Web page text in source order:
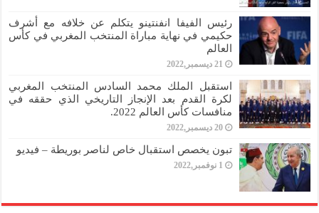
رئيس الفيفا انفنتينو يتكلم عن خلافه مع أشرف
حكيمي في نهاية مباراة المنتخب المغربي في كأس
العالم
21 ديسمبر,2022
استقبل الملك محمد السادس المنتخب المغربي
لكرة القدم بعد الإنجاز التاريخي الذي حققه في
منافسات كأس العالم 2022.
20 ديسمبر,2022
تبون يخصص استقبال خاص لناصر بوريطة – فيديو
1 نوفمبر,2022